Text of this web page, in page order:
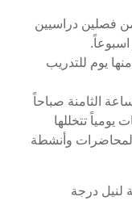
فصلين دراسيين
يوم للتدريب
الثامنة صباحاً
تتخللها
وأنشطة
لنيل درجة